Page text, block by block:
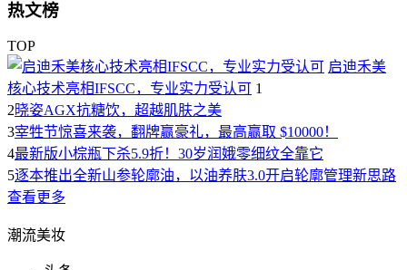
热文榜
TOP
启迪禾美
核心技术亮相IFSCC，专业实力受认可 1
2晓姿AGX抗糖饮，超越肌肤之美
3宰牲节惊喜来袭，翻牌赢豪礼，最高赢取 $10000！
4最新版小棕瓶下杀5.9折！30岁润娥零细纹全靠它
5逐本推出全新山参轮廓油，以油养肤3.0开启轮廓管理新思路
查看更多
潮流美妆